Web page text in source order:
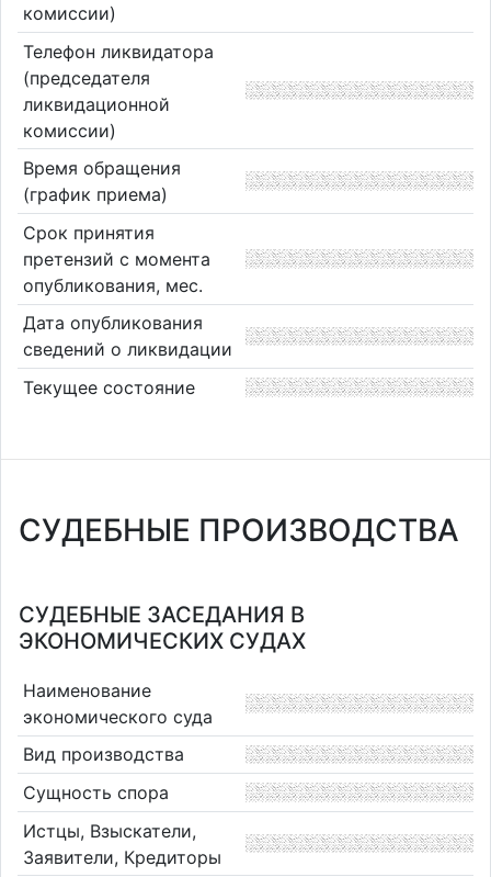
комиссии)
Телефон ликвидатора
(председателя
ликвидационной
комиссии)
Время обращения
(график приема)
Срок принятия
претензий с момента
опубликования, мес.
Дата опубликования
сведений о ликвидации
Текущее состояние
СУДЕБНЫЕ ПРОИЗВОДСТВА
СУДЕБНЫЕ ЗАСЕДАНИЯ В
ЭКОНОМИЧЕСКИХ СУДАХ
Наименование
экономического суда
Вид производства
Сущность спора
Истцы, Взыскатели,
Заявители, Кредиторы